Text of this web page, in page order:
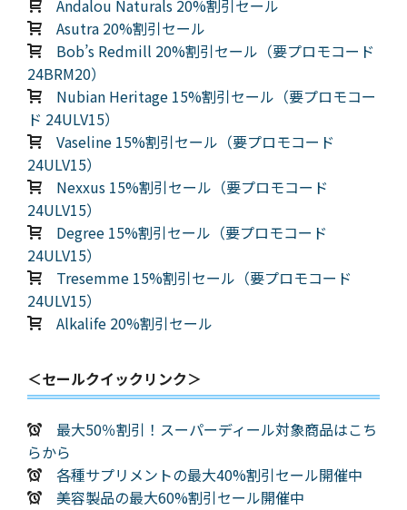
Andalou Naturals 20%割引セール
Asutra 20%割引セール
Bob’s Redmill 20%割引セール（要プロモコード
24BRM20）
Nubian Heritage 15%割引セール（要プロモコー
ド 24ULV15）
Vaseline 15%割引セール（要プロモコード
24ULV15）
Nexxus 15%割引セール（要プロモコード
24ULV15）
Degree 15%割引セール（要プロモコード
24ULV15）
Tresemme 15%割引セール（要プロモコード
24ULV15）
Alkalife 20%割引セール
＜セールクイックリンク＞
最大50％割引！スーパーディール対象商品はこち
らから
各種サプリメントの最大40%割引セール開催中
美容製品の最大60%割引セール開催中